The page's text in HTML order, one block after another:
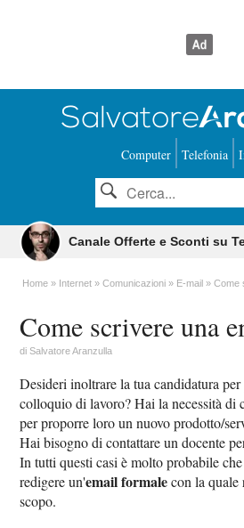
Computer Telefonia
Canale Offerte e Sconti su
Home Internet Comunicazioni E-mail Come
Come scrivere una
diSalvatore Aranzulla
Desideri inoltrare la tua candidatura
colloquio di lavoro? Hai la necessità di
per proporre loro un nuovo prodotto/
Hai bisogno di contattare un docente
In tutti questi casi è molto probabile
redigere un'email formalecon la
scopo.